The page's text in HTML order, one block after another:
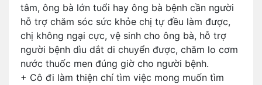
tâm, ông bà lớn tuổi hay ông bà bệnh cần người
hỗ trợ chăm sóc sức khỏe chị tự đều làm được,
chị không ngại cực, vệ sinh cho ông bà, hỗ trợ
người bệnh dìu dắt di chuyển được, chăm lo cơm
nước thuốc men đúng giờ cho người bệnh.
+ Cô đi làm thiện chí tìm việc mong muốn tìm